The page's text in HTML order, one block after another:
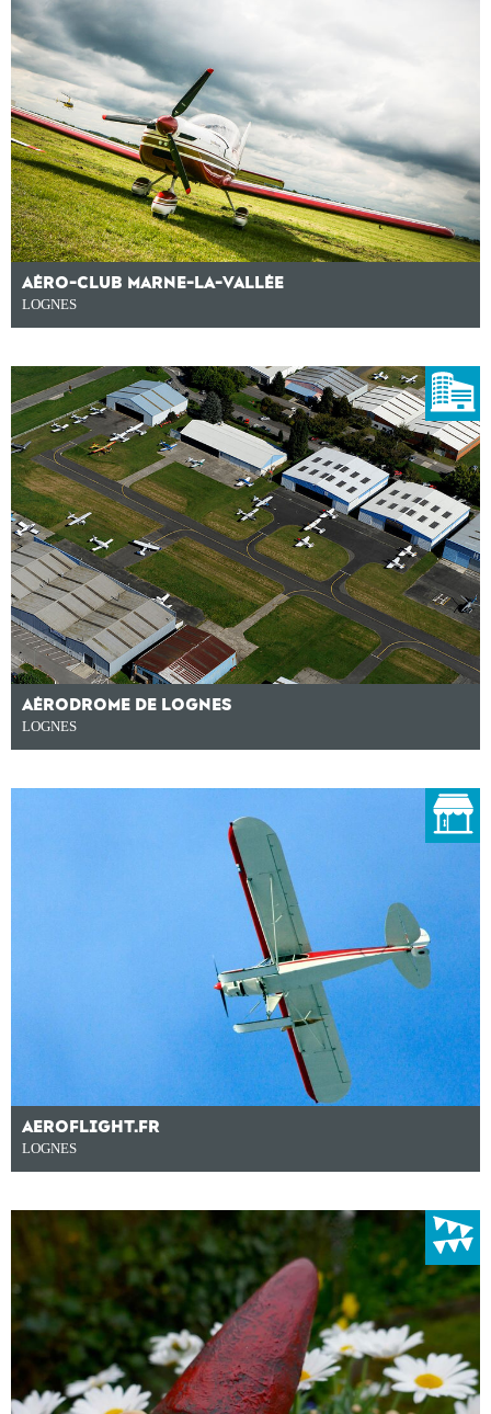
AÉRO-CLUB MARNE-LA-VALLÉE
LOGNES
AÉRODROME DE LOGNES
LOGNES
AEROFLIGHT.FR
LOGNES